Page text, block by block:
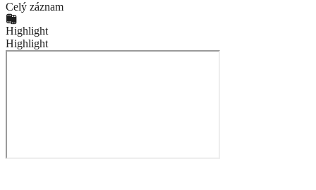
Celý záznam
Highlight
Highlight